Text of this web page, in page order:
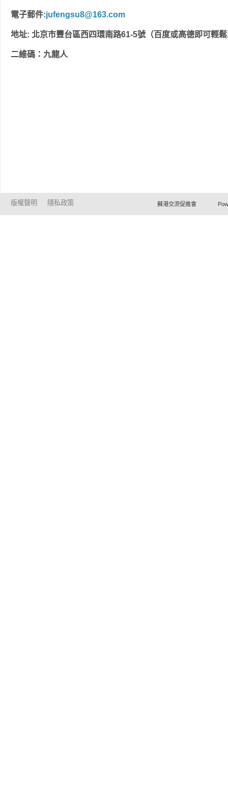
電子郵件:jufengsu8@163.com
地址: 北京市豐台區西四環南路61-5號（百度或高德即
二維碼：九龍人
版權聲明 隱私政策 蘇港交流促進會